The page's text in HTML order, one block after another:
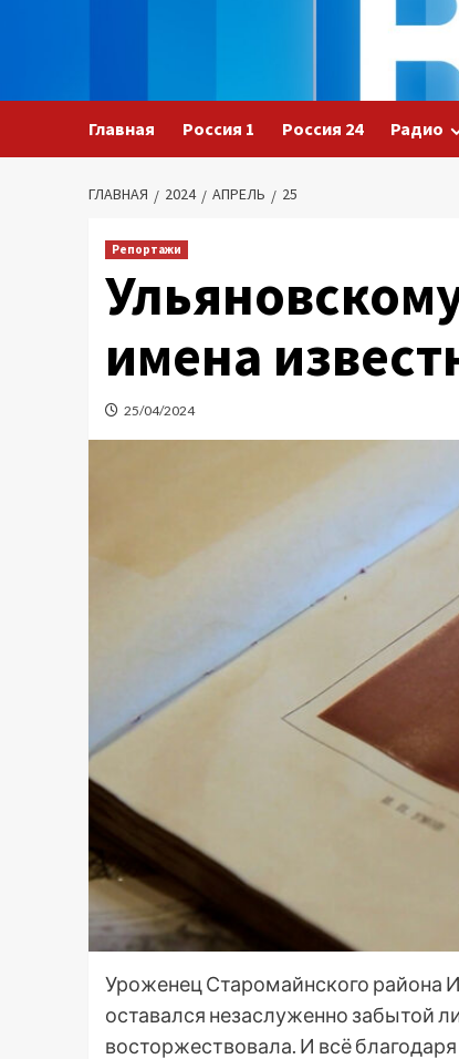
Главная Россия 1 Россия 24 Радио
ГЛАВНАЯ 2024 АПРЕЛЬ 25
Репортажи
имена
25/04/2024
Уроженец Старомайнского района
оставался незаслуженно забытой
восторжествовала. И всё